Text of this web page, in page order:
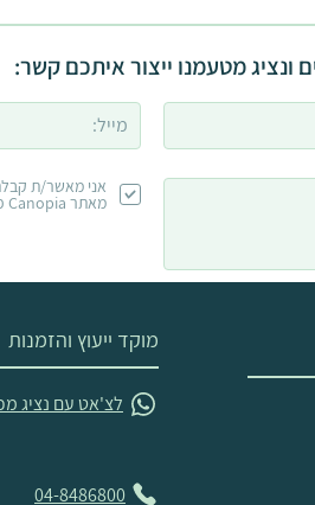
ונציג מטעמנו ייצור איתכם קשר:
אני מאשר/ת
מאתר Canopia פלרם
מוקד ייעוץ והזמנות
לצ'אט עם נציג
04-8486800